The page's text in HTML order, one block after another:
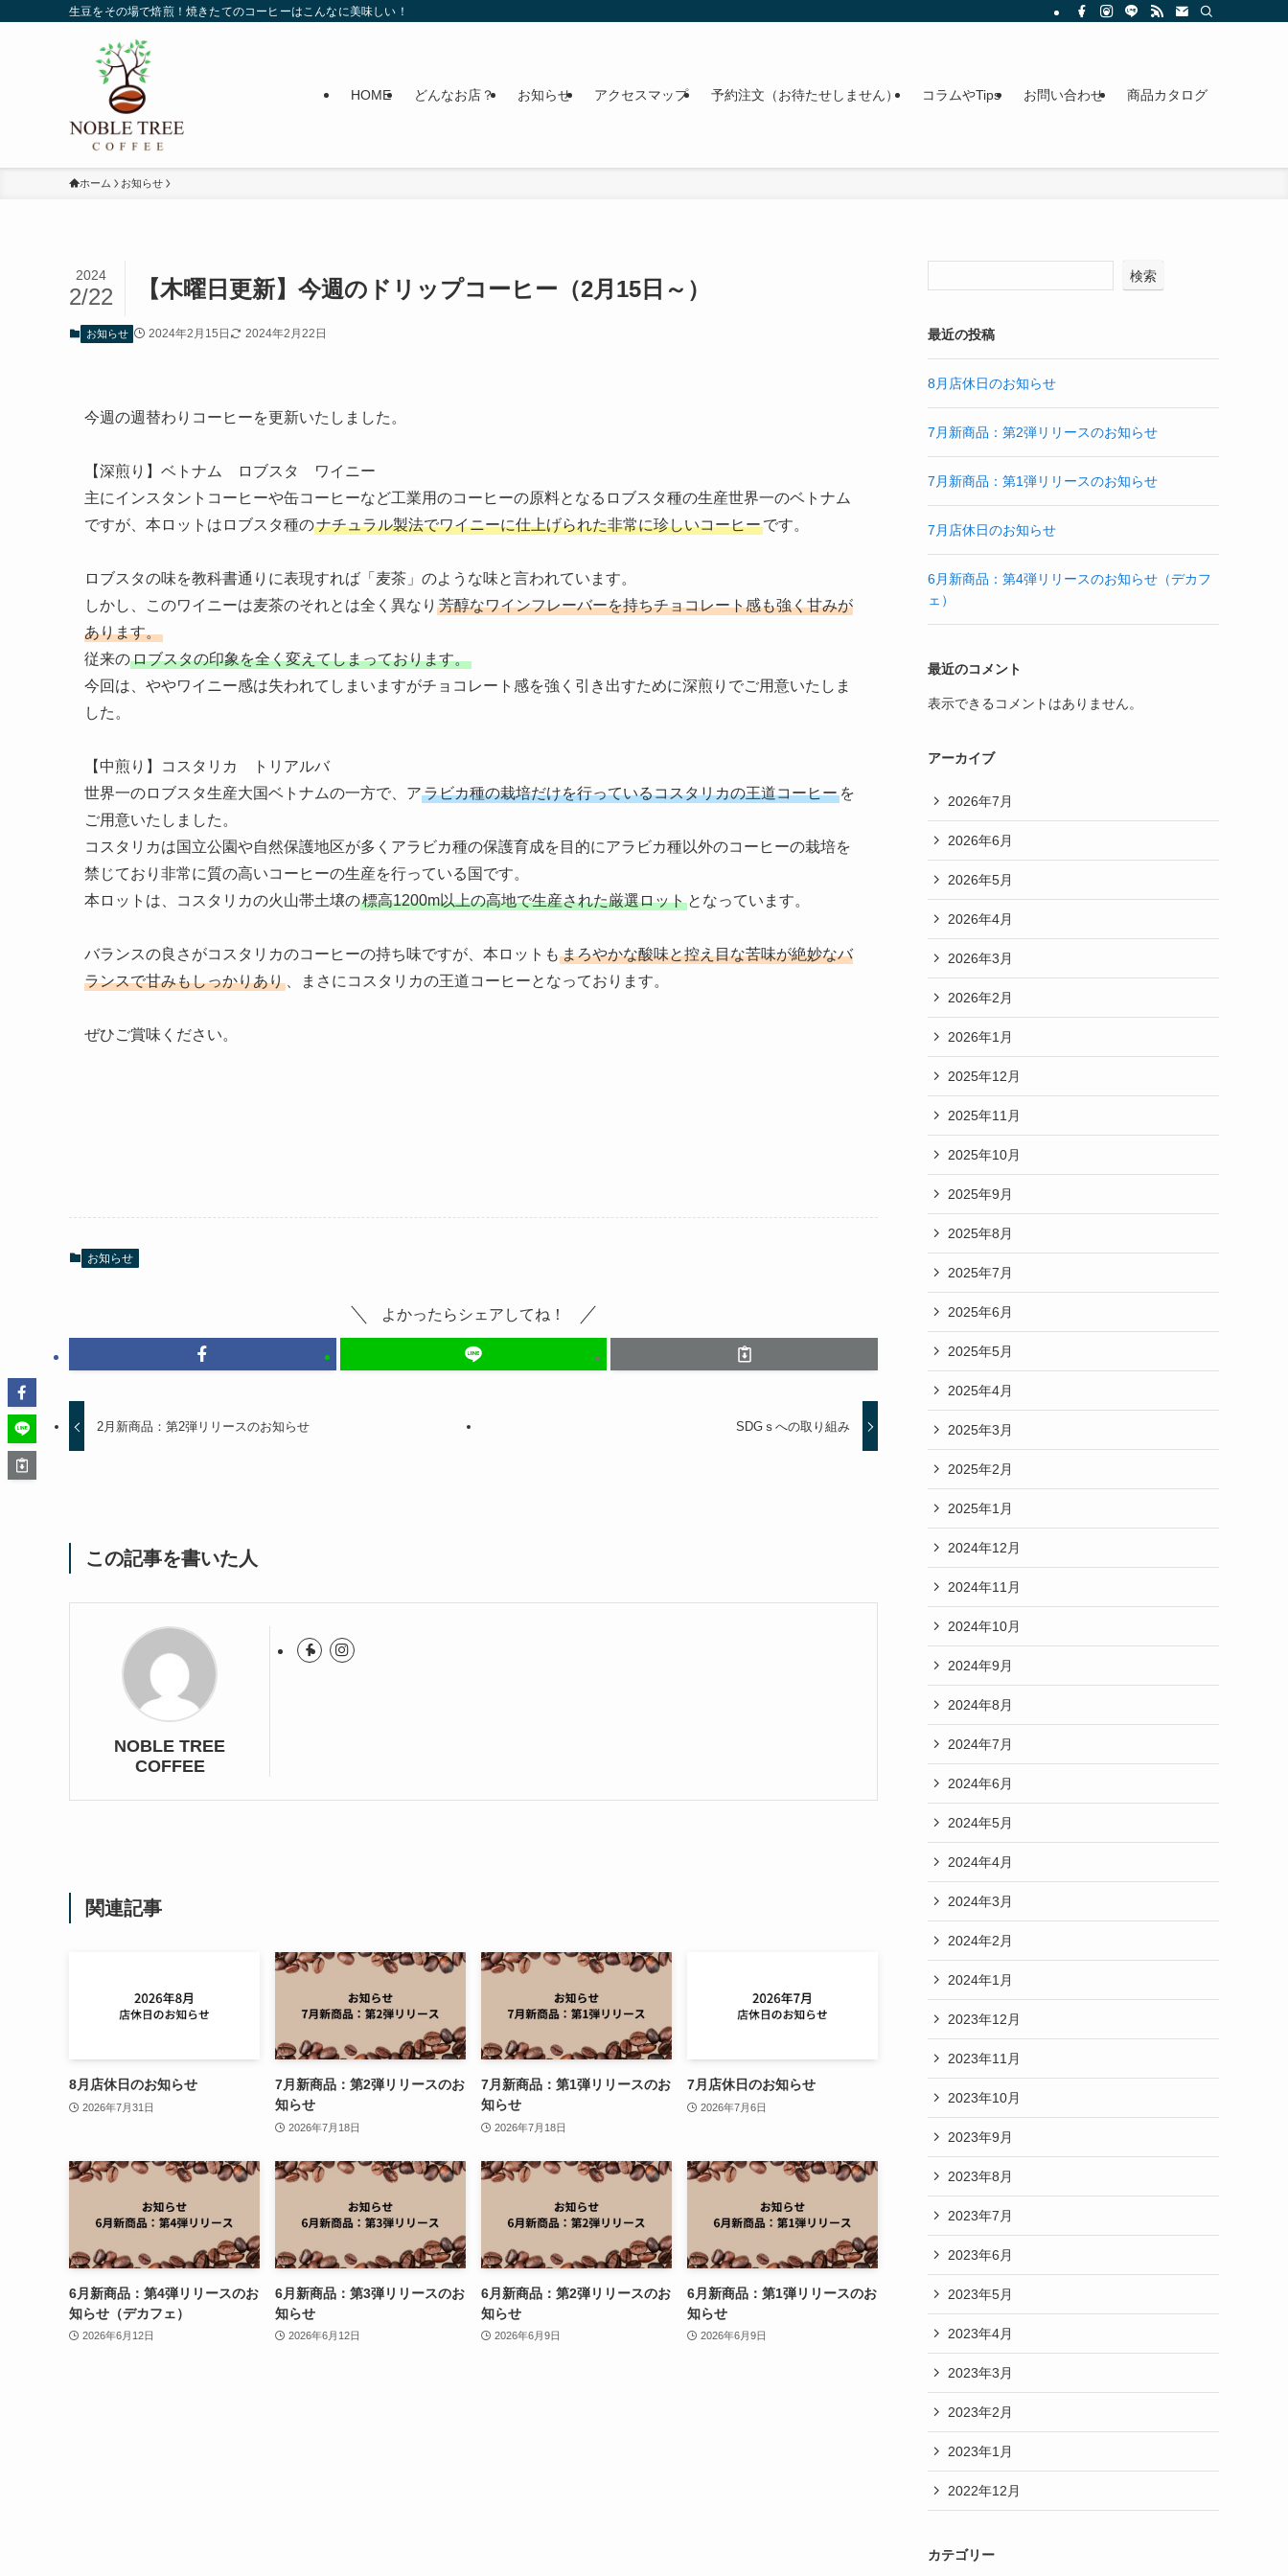
生豆をその場で焙煎！焼きたてのコーヒーはこんなに美味しい！
HOME どんなお店？ お知らせ アクセスマップ 予約注文（お待たせしません） コラムやTips お問い合わせ 商品カタログ
ホーム お知らせ
【木曜日更新】今週のドリップコーヒー（2月15日～）
2024
2/22
お知らせ 2024年2月15日 2024年2月22日
今週の週替わりコーヒーを更新いたしました。
【深煎り】ベトナム ロブスタ ワイニー
主にインスタントコーヒーや缶コーヒーなど工業用のコーヒーの原料となるロブスタ種の生産世界一のベトナム
ですが、本ロットはロブスタ種のナチュラル製法でワイニーに仕上げられた非常に珍しいコーヒーです。
ロブスタの味を教科書通りに表現すれば「麦茶」のような味と言われています。
しかし、このワイニーは麦茶のそれとは全く異なり 芳醇なワインフレーバーを持ちチョコレート感も強く甘みが
あります。
従来のロブスタの印象を全く変えてしまっております。
今回は、ややワイニー感は失われてしまいますがチョコレート感を強く引き出すために深煎りでご用意いたしま
した。
【中煎り】コスタリカ トリアルバ
世界一のロブスタ生産大国ベトナムの一方で、アラビカ種の栽培だけを行っているコスタリカの王道コーヒー を
ご用意いたしました。
コスタリカは国立公園や自然保護地区が多くアラビカ種の保護育成を目的にアラビカ種以外のコーヒーの栽培を
禁じており非常に質の高いコーヒーの生産を行っている国です。
本ロットは、コスタリカの火山帯土壌の標高1200m以上の高地で生産された厳選ロット となっています。
バランスの良さがコスタリカのコーヒーの持ち味ですが、本ロットも まろやかな酸味と控え目な苦味が絶妙なバ
ランスで甘みもしっかりあり
、まさにコスタリカの王道コーヒーとなっております。
ぜひご賞味ください。
お知らせ
よかったらシェアしてね！
2月新商品：第2弾リリースのお知らせ SDGｓへの取り組み
この記事を書いた人
NOBLE TREE
COFFEE
関連記事
8月店休日のお知らせ
2026年7月31日
7月新商品：第2弾リリースのお
知らせ
2026年7月18日
7月新商品：第1弾リリースのお
知らせ
2026年7月18日
7月店休日のお知らせ
2026年7月6日
6月新商品：第4弾リリースのお
知らせ（デカフェ）
2026年6月12日
6月新商品：第3弾リリースのお
知らせ
2026年6月12日
6月新商品：第2弾リリースのお
知らせ
2026年6月9日
6月新商品：第1弾リリースのお
知らせ
2026年6月9日
検索
最近の投稿
8月店休日のお知らせ
7月新商品：第2弾リリースのお知らせ
7月新商品：第1弾リリースのお知らせ
7月店休日のお知らせ
6月新商品：第4弾リリースのお知らせ（デカフ
ェ）
最近のコメント
表示できるコメントはありません。
アーカイブ
2026年7月
2026年6月
2026年5月
2026年4月
2026年3月
2026年2月
2026年1月
2025年12月
2025年11月
2025年10月
2025年9月
2025年8月
2025年7月
2025年6月
2025年5月
2025年4月
2025年3月
2025年2月
2025年1月
2024年12月
2024年11月
2024年10月
2024年9月
2024年8月
2024年7月
2024年6月
2024年5月
2024年4月
2024年3月
2024年2月
2024年1月
2023年12月
2023年11月
2023年10月
2023年9月
2023年8月
2023年7月
2023年6月
2023年5月
2023年4月
2023年3月
2023年2月
2023年1月
2022年12月
カテゴリー